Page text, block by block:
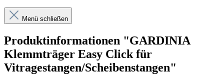
Menü schließen
Produktinformationen "GARDINIA
Klemmträger Easy Click für
Vitragestangen/Scheibenstangen"